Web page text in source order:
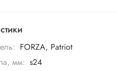
FORZA, Patriot
мм: s24